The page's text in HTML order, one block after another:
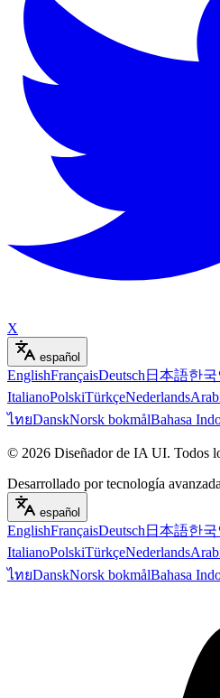
X
español
EnglishFrançaisDeutsch 日本語한국
ItalianoPolskiTürkçeNederlands
ไทยDanskNorsk bokmålBahasa
© 2026 Diseñador de IA UI. Todos
Desarrollado por tecnología
español
EnglishFrançaisDeutsch 日本語한국
ItalianoPolskiTürkçeNederlands
ไทยDanskNorsk bokmålBahasa